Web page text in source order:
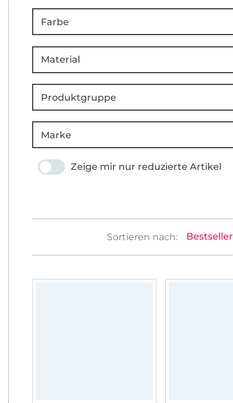
Farbe
Material
Produktgruppe
Marke
Zeige mir nur reduzierte Artikel
Bestseller